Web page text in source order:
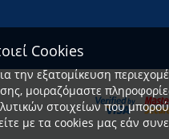
Cookies
την εξατομίκευση
μοιραζόμαστε
στοιχείων που
με τα cookies μας εάν